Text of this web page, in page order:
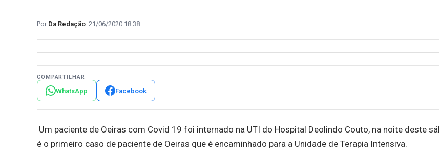
Da Redação 21/06/2020 18:38
COMPARTILHAR
WhatsApp Facebook
Um paciente de Oeiras com Covid 19 foi internado na UTI do Hospital Deolindo Couto, na noite deste
é o primeiro caso de paciente de Oeiras que é encaminhado para a Unidade de Terapia Intensiva.